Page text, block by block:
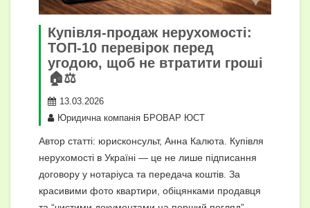
Купівля-продаж нерухомості:
ТОП-10 перевірок перед
угодою, щоб не втратити гроші
🏠⚖️
13.03.2026
Юридична компанія БРОВАР ЮСТ
Автор статті: юрисконсульт, Анна Калюта. Купівля
нерухомості в Україні — це не лише підписання
договору у нотаріуса та передача коштів. За
красивими фото квартири, обіцянками продавця